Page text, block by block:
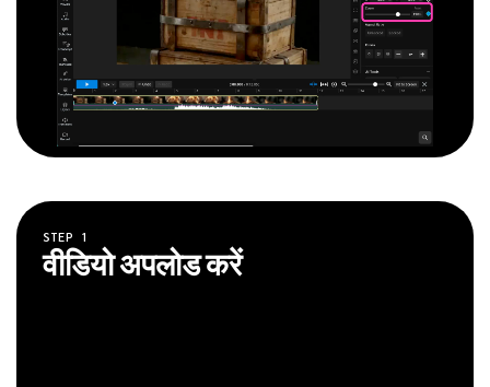
STEP 1
वीडियो अपलोड करें